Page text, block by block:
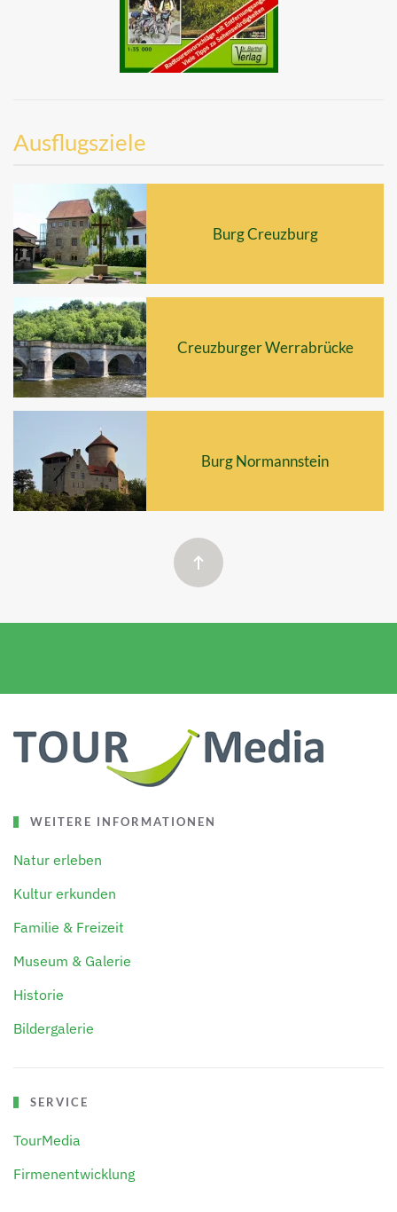
Ausflugsziele
Burg Creuzburg
Creuzburger Werrabrücke
Burg Normannstein
WEITERE INFORMATIONEN
Natur erleben
Kultur erkunden
Familie & Freizeit
Museum & Galerie
Historie
Bildergalerie
SERVICE
TourMedia
Firmenentwicklung